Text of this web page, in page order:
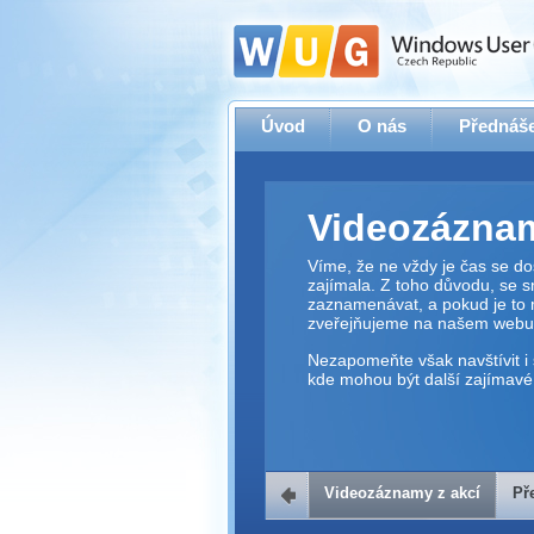
Úvod O nás
Víme, že ne vždy je čas se
zajímala. Z toho důvodu, se
zaznamenávat, a pokud je to
zveřejňujeme na našem webu.
Nezapomeňte však navštívit i
kde mohou být další zajímavé
Přehrávač
Videozáznamy z akcí